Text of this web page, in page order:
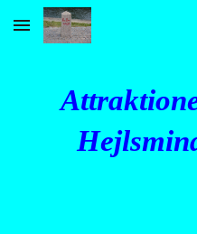
Skip to main content